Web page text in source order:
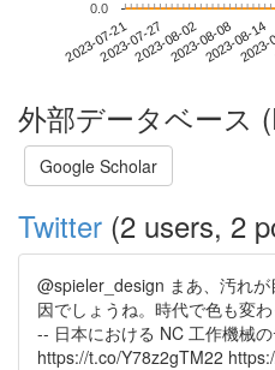
2023-07-212023-07-272023-08-022023-08-082023-08-14
0.0
外部データベース
Google Scholar
Twitter (2 users, 2
@spieler_design まあ、汚れ
因でしょうね。時代で色も変
-- 日本における NC 工作機械
https://t.co/Y78z2gTM22